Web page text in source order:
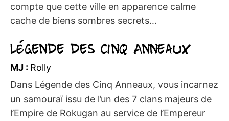
compte que cette ville en apparence calme
cache de biens sombres secrets…
Légende des Cinq Anneaux
MJ : Rolly
Dans Légende des Cinq Anneaux, vous incarnez
un samouraï issu de l’un des 7 clans majeurs de
l’Empire de Rokugan au service de l’Empereur